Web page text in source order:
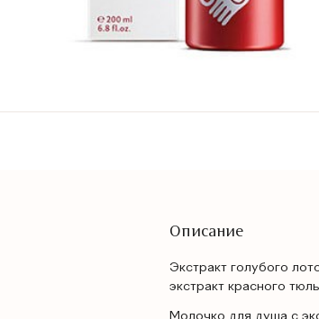
Описание
Экстракт голубого
экстракт красного
Молочко для душа с